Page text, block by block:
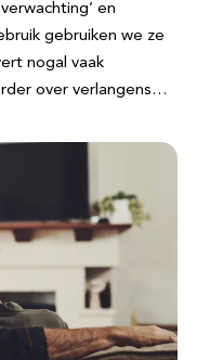
en
gebruiken we ze
nogal vaak
over verlangens…